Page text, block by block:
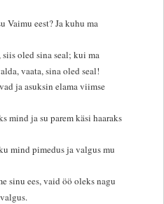
Vaimu eest? Ja kuhu ma
oled sina seal; kui ma
vaata, sina oled seal!
ja asuksin elama viimse
mind ja su parem käsi haaraks
mind pimedus ja valgus mu
sinu ees, vaid öö oleks nagu